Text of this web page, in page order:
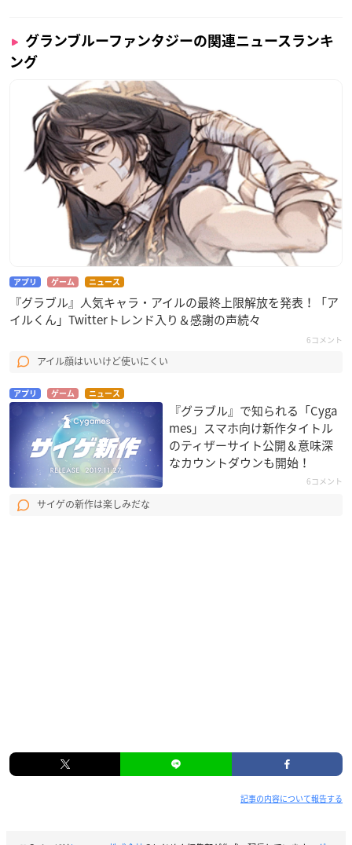
グランブルーファンタジーの関連ニュースランキ
ング
アプリ ゲーム ニュース
『グラブル』人気キャラ・アイルの最終上限解放を発表！「ア
イルくん」Twitterトレンド入り＆感謝の声続々
6コメント
アイル顔はいいけど使いにくい
アプリ ゲーム ニュース
『グラブル』で知られる「Cyga
mes」スマホ向け新作タイトル
のティザーサイト公開＆意味深
なカウントダウンも開始！
6コメント
サイゲの新作は楽しみだな
記事の内容について報告する